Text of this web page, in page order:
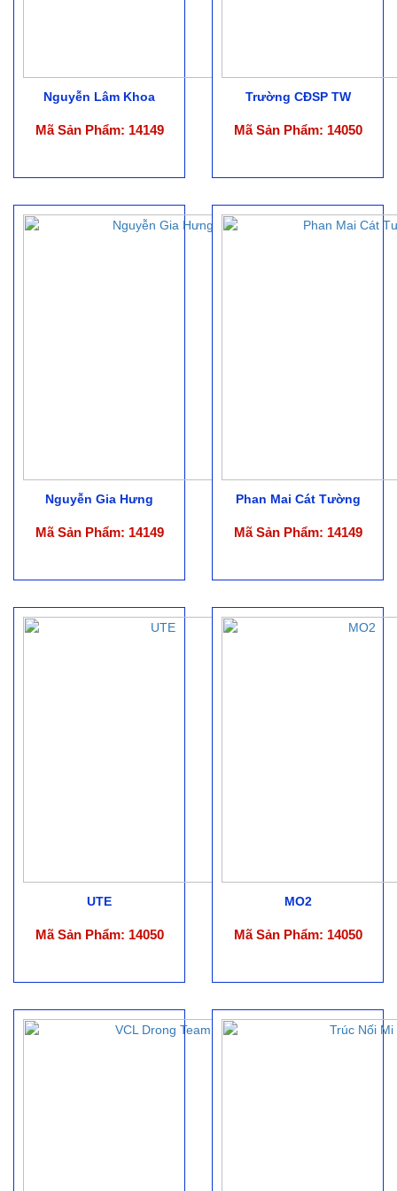
Nguyễn Lâm Khoa
Mã Sản Phẩm: 14149
Trường CĐSP TW
Mã Sản Phẩm: 14050
Nguyễn Gia Hưng
Mã Sản Phẩm: 14149
Phan Mai Cát Tường
Mã Sản Phẩm: 14149
UTE
Mã Sản Phẩm: 14050
MO2
Mã Sản Phẩm: 14050